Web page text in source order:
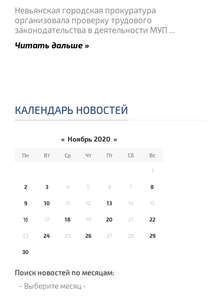
Невьянская городская прокуратура
организовала проверку трудового
законодательства в деятельности МУП ...
Читать дальше »
КАЛЕНДАРЬ НОВОСТЕЙ
« Ноябрь 2020 »
Пн Вт Ср Чт Пт Сб Вс
1
2 3 4 5 6 7 8
9 10 11 12 13 14 15
16 17 18 19 20 21 22
23 24 25 26 27 28 29
30
Поиск новостей по месяцам: